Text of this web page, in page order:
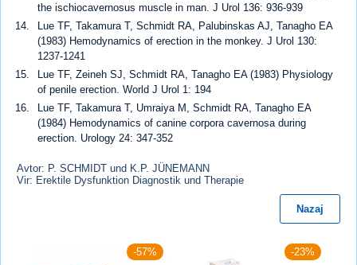
the ischiocavernosus muscle in man. J Urol 136: 936-939
Lue TF, Takamura T, Schmidt RA, Palubinskas AJ, Tanagho EA
(1983) Hemodynamics of erection in the monkey. J Urol 130:
1237-1241
Lue TF, Zeineh SJ, Schmidt RA, Tanagho EA (1983) Physiology
of penile erection. World J Urol 1: 194
Lue TF, Takamura T, Umraiya M, Schmidt RA, Tanagho EA
(1984) Hemodynamics of canine corpora cavernosa during
erection. Urology 24: 347-352
Avtor: P. SCHMIDT und K.P. JÜNEMANN
Vir: Erektile Dysfunktion Diagnostik und Therapie
Nazaj
-57% -23%